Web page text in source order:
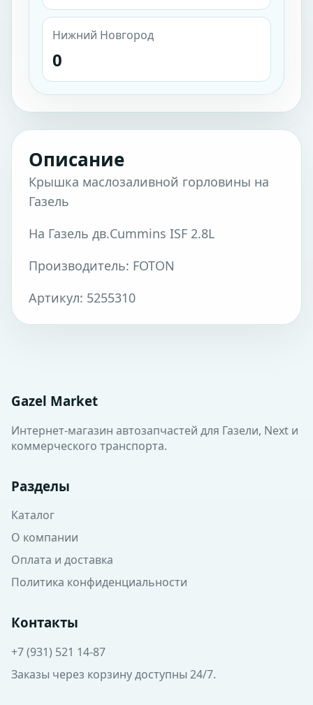
Нижний Новгород
0
Описание
Крышка маслозаливной горловины на
Газель
На Газель дв.Cummins ISF 2.8L
Производитель: FOTON
Артикул: 5255310
Gazel Market
Интернет-магазин автозапчастей для Газели, Next и
коммерческого транспорта.
Разделы
Каталог
О компании
Оплата и доставка
Политика конфиденциальности
Контакты
+7 (931) 521 14-87
Заказы через корзину доступны 24/7.